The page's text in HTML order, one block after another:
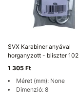
SVX Karabiner anyával
horganyzott - bliszter 102
1 305 Ft
Méret (mm): None
Dimenzió: 8